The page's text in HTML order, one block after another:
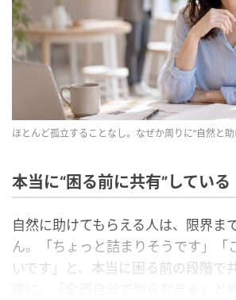
ほとんど孤立することなし。なぜか周りに“自然と
本当に“困る前に共有”している
自然に助けてもらえる人は、限界ま
ん。「ちょっと詰まりそうです」「
いです」と、本当に困る前の段階で